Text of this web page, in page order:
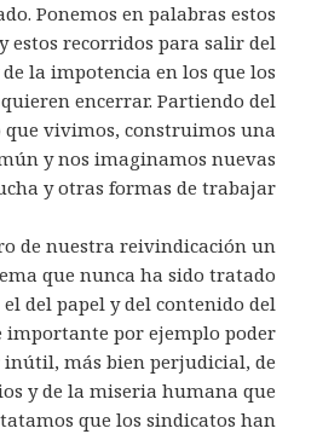
Ponemos en palabras estos
estos recorridos para salir del
la impotencia en los que los
encerrar. Partiendo del
que vivimos, construimos una
y nos imaginamos nuevas
y otras formas de trabajar.
de nuestra reivindicación un
que nunca ha sido tratado
del papel y del contenido del
importante por ejemplo poder
más bien perjudicial, de
y de la miseria humana que
que los sindicatos han